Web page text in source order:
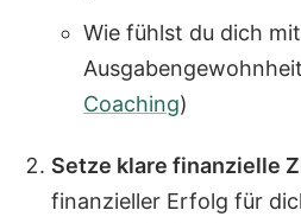
Wie fühlst du dich
Coaching)
Setze klare finanzielle
finanzieller Erfolg für